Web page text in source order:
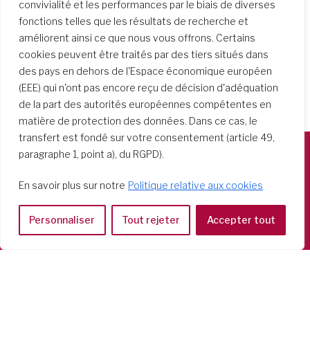
convivialité et les performances par le biais de diverses
fonctions telles que les résultats de recherche et
améliorent ainsi ce que nous vous offrons. Certains
cookies peuvent être traités par des tiers situés dans
des pays en dehors de l'Espace économique européen
(EEE) qui n'ont pas encore reçu de décision d'adéquation
de la part des autorités européennes compétentes en
matière de protection des données. Dans ce cas, le
transfert est fondé sur votre consentement (article 49,
paragraphe 1, point a), du RGPD).
En savoir plus sur notre Politique relative aux cookies
Personnaliser Tout rejeter Accepter tout
Casa Generalizia
Via Tarquinio Vipera, 16 - 00152 Roma
Tel: 06 58 23 03 32 or 06 58 20 31 17